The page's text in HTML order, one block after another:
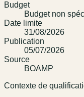
Budget
Budget non
Date limite
31/08/2026
Publication
05/07/2026
Source
BOAMP
Contexte de